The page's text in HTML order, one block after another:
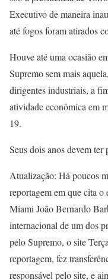
Executivo de maneira
até fogos foram atirados
Houve até uma ocasião
Supremo sem mais
dirigentes industriais, a
atividade econômica em
19.
Seus dois anos devem ter
Atualização: Há poucos
reportagem em que cita
Miami João Bernardo
internacional de um dos
pelo Supremo, o site
reportagem, fez
responsável pelo site, e